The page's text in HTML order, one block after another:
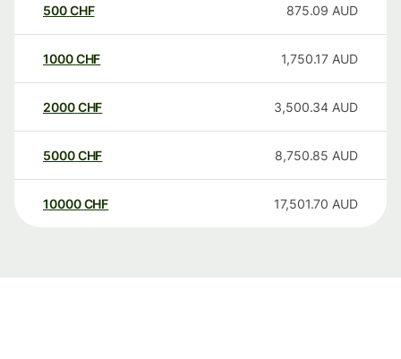
500CHF 875.09 AUD
1000CHF 1,750.17 AUD
2000CHF 3,500.34 AUD
5000CHF 8,750.85 AUD
10000 CHF 17,501.70 AUD